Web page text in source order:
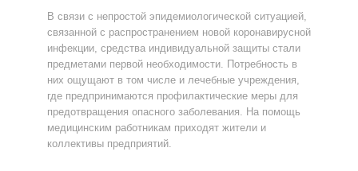
В связи с непростой эпидемиологической ситуацией,
связанной с распространением новой коронавирусной
инфекции, средства индивидуальной защиты стали
предметами первой необходимости. Потребность в
них ощущают в том числе и лечебные учреждения,
где предпринимаются профилактические меры для
предотвращения опасного заболевания. На помощь
медицинским работникам приходят жители и
коллективы предприятий.